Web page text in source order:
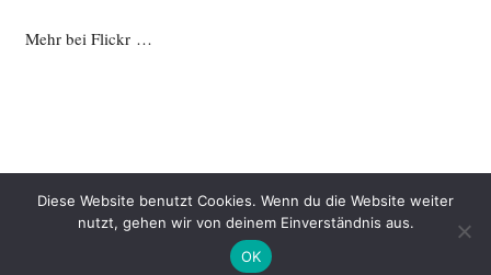
Mehr bei Flickr …
Datenschutzerklärung Mit Stolz präsentiert von WordPress
Diese Website benutzt Cookies. Wenn du die Website weiter
nutzt, gehen wir von deinem Einverständnis aus.
OK